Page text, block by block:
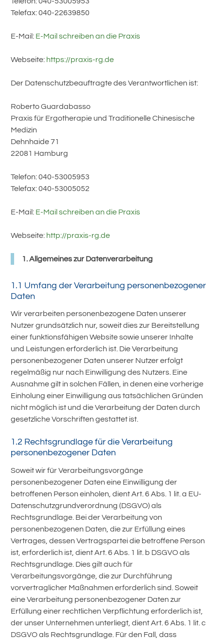
Telefax: 040-22639850
E-Mail: E-Mail schreiben an die Praxis
Webseite: https://praxis-rg.de
Der Datenschutzbeauftragte des Verantwortlichen ist:
Roberto Guardabasso
Praxis für Ergotherapie und Traditionelle Chinesische
Medizin
Dehnhaide 71
22081 Hamburg
Telefon: 040-53005953
Telefax: 040-53005052
E-Mail: E-Mail schreiben an die Praxis
Webseite: http://praxis-rg.de
1. Allgemeines zur Datenverarbeitung
1.1 Umfang der Verarbeitung personenbezogener
Daten
Wir verarbeiten personenbezogene Daten unserer
Nutzer grundsätzlich nur, soweit dies zur Bereitstellung
einer funktionsfähigen Website sowie unserer Inhalte
und Leistungen erforderlich ist. Die Verarbeitung
personenbezogener Daten unserer Nutzer erfolgt
regelmäßig nur nach Einwilligung des Nutzers. Eine
Ausnahme gilt in solchen Fällen, in denen eine vorherige
Einholung einer Einwilligung aus tatsächlichen Gründen
nicht möglich ist und die Verarbeitung der Daten durch
gesetzliche Vorschriften gestattet ist.
1.2 Rechtsgrundlage für die Verarbeitung
personenbezogener Daten
Soweit wir für Verarbeitungsvorgänge
personenbezogener Daten eine Einwilligung der
betroffenen Person einholen, dient Art. 6 Abs. 1 lit. a EU-
Datenschutzgrundverordnung (DSGVO) als
Rechtsgrundlage. Bei der Verarbeitung von
personenbezogenen Daten, die zur Erfüllung eines
Vertrages, dessen Vertragspartei die betroffene Person
ist, erforderlich ist, dient Art. 6 Abs. 1 lit. b DSGVO als
Rechtsgrundlage. Dies gilt auch für
Verarbeitungsvorgänge, die zur Durchführung
vorvertraglicher Maßnahmen erforderlich sind. Soweit
eine Verarbeitung personenbezogener Daten zur
Erfüllung einer rechtlichen Verpflichtung erforderlich ist,
der unser Unternehmen unterliegt, dient Art. 6 Abs. 1 lit. c
DSGVO als Rechtsgrundlage. Für den Fall, dass